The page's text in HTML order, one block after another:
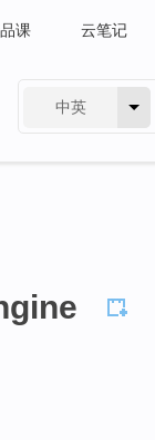
课 云笔记
中英